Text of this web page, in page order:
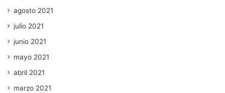
agosto 2021
julio 2021
junio 2021
mayo 2021
abril 2021
marzo 2021